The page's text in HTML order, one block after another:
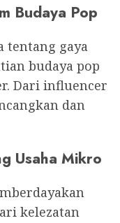
Budaya Pop
tentang gaya
budaya pop
Dari influencer
dan
Usaha Mikro
kelezatan